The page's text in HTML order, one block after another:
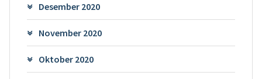
Desember 2020
November 2020
Oktober 2020